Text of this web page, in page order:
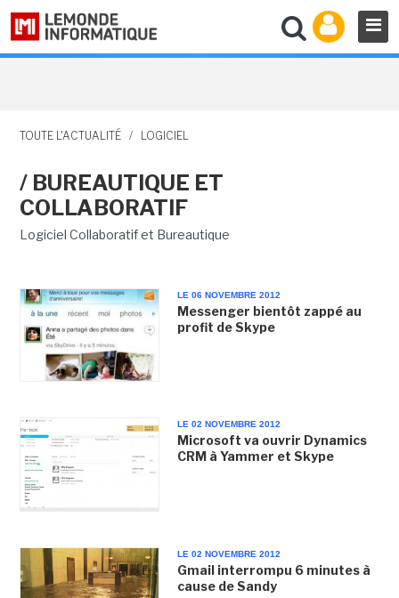
TOUTE L'ACTUALITÉ / LOGICIEL
/ BUREAUTIQUE ET
COLLABORATIF
Logiciel Collaboratif et Bureautique
LE 06 NOVEMBRE 2012
Messenger bientôt zappé au
profit de Skype
LE 02 NOVEMBRE 2012
Microsoft va ouvrir Dynamics
CRM à Yammer et Skype
LE 02 NOVEMBRE 2012
Gmail interrompu 6 minutes à
cause de Sandy